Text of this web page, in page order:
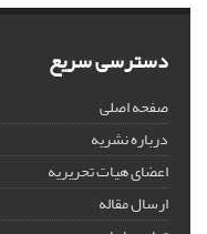
دسترسی سریع
صفحه اصلی
درباره نشریه
اعضای هیات تحریریه
ارسال مقاله